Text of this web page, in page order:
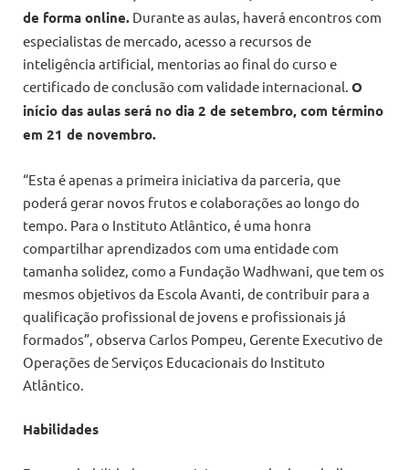
de forma online. Durante as aulas, haverá encontros com
especialistas de mercado, acesso a recursos de
inteligência artificial, mentorias ao final do curso e
certificado de conclusão com validade internacional. O
início das aulas será no dia 2 de setembro, com término
em 21 de novembro.
“Esta é apenas a primeira iniciativa da parceria, que
poderá gerar novos frutos e colaborações ao longo do
tempo. Para o Instituto Atlântico, é uma honra
compartilhar aprendizados com uma entidade com
tamanha solidez, como a Fundação Wadhwani, que tem os
mesmos objetivos da Escola Avanti, de contribuir para a
qualificação profissional de jovens e profissionais já
formados”, observa Carlos Pompeu, Gerente Executivo de
Operações de Serviços Educacionais do Instituto
Atlântico.
Habilidades